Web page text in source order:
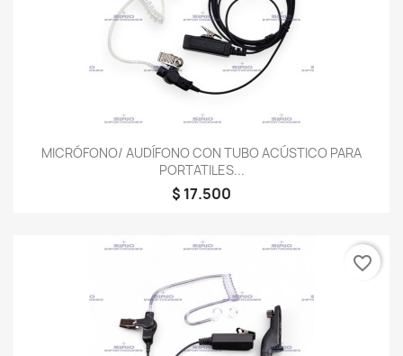
MICRÓFONO/ AUDÍFONO CON TUBO ACÚSTICO PARA
PORTATILES...
$ 17.500
favorite_border